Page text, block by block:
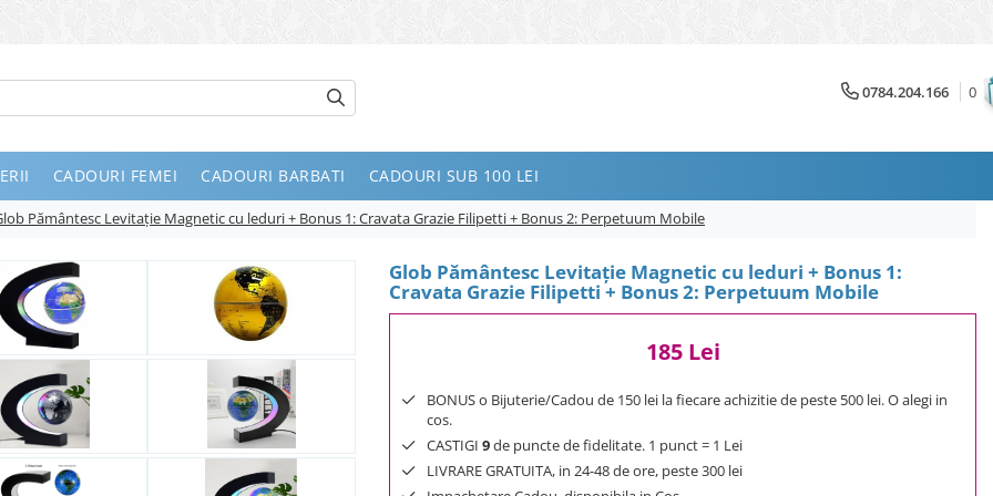
0784.204.166 0
CADOURI FEMEI CADOURI BARBATI CADOURI SUB 100 LEI
Pământesc Levitaţie Magnetic cu leduri + Bonus 1: Cravata Grazie Filipetti + Bonus 2: Perpetuum Mobile
Glob Pământesc Levitaţie Magnetic cu leduri + Bonus 1:
Cravata Grazie Filipetti + Bonus 2: Perpetuum Mobile
185 Lei
BONUS o Bijuterie/Cadou de 150 lei la fiecare achizitie de peste 500 lei. O alegi in
cos.
CASTIGI 9de puncte de fidelitate. 1 punct = 1 Lei
LIVRARE GRATUITA, in 24-48 de ore, peste 300 lei